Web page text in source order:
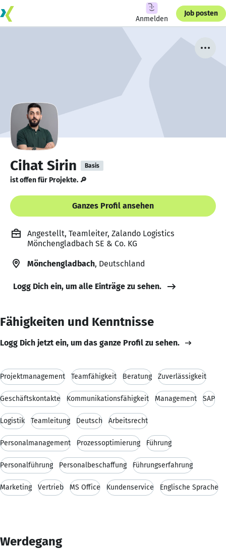
Anmelden
Job posten
Cihat Sirin Basis
ist offen für Projekte. 🔎
Ganzes Profil ansehen
Angestellt, Teamleiter, Zalando Logistics
Mönchengladbach SE & Co. KG
Mönchengladbach, Deutschland
Logg Dich ein, um alle Einträge zu sehen.
Fähigkeiten und Kenntnisse
Logg Dich jetzt ein, um das ganze Profil zu sehen.
Projektmanagement Teamfähigkeit Beratung Zuverlässigkeit
Geschäftskontakte Kommunikationsfähigkeit Management SAP
Logistik Teamleitung Deutsch Arbeitsrecht
Personalmanagement Prozessoptimierung Führung
Personalführung Personalbeschaffung Führungserfahrung
Marketing Vertrieb MS Office Kundenservice Englische Sprache
Werdegang